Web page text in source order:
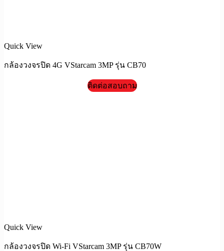
Quick View
กล้องวงจรปิด 4G VStarcam 3MP รุ่น CB70
ติดต่อสอบถาม
Quick View
กล้องวงจรปิด Wi-Fi VStarcam 3MP รุ่น CB70W